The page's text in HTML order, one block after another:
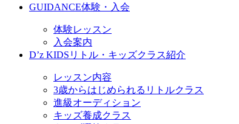
GUIDANCE体験・入会
体験レッスン
入会案内
D’z KIDS リトル・キッズクラス紹介
レッスン内容
3歳からはじめられるリトルクラス
進級オーディション
キッズ養成クラス